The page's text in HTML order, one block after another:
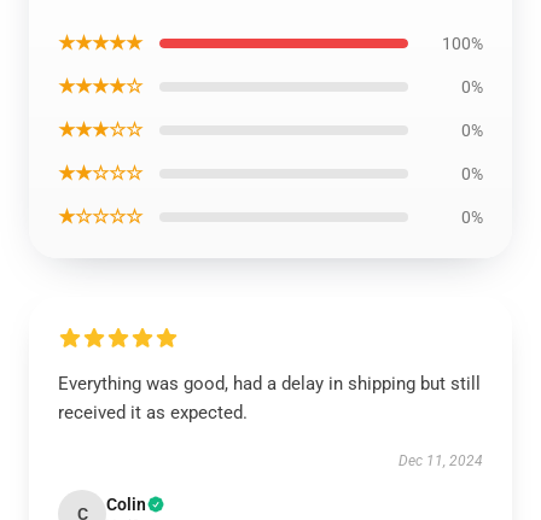
★★★★★ 100%
★★★★☆ 0%
★★★☆☆ 0%
★★☆☆☆ 0%
★☆☆☆☆ 0%
Everything was good, had a delay in shipping but still
received it as expected.
Dec 11, 2024
C Colin